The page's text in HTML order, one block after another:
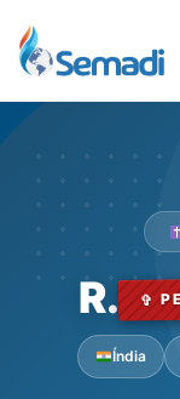
R. ✞
Índia